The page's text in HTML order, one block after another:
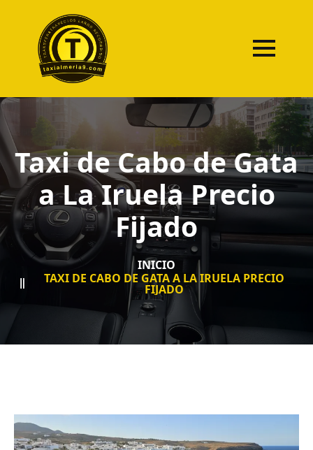
Taxi de Cabo de Gata
a La Iruela Precio
Fijado
INICIO
TAXI DE CABO DE GATA A LA IRUELA PRECIO
FIJADO